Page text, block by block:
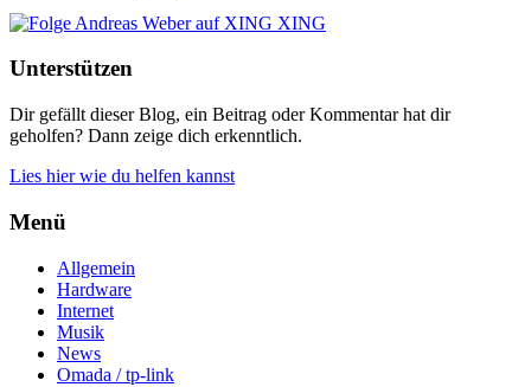
XING
Unterstützen
Dir gefällt dieser Blog, ein Beitrag oder Kommentar hat dir
geholfen? Dann zeige dich erkenntlich.
Lies hier wie du helfen kannst
Menü
Allgemein
Hardware
Internet
Musik
News
Omada / tp-link